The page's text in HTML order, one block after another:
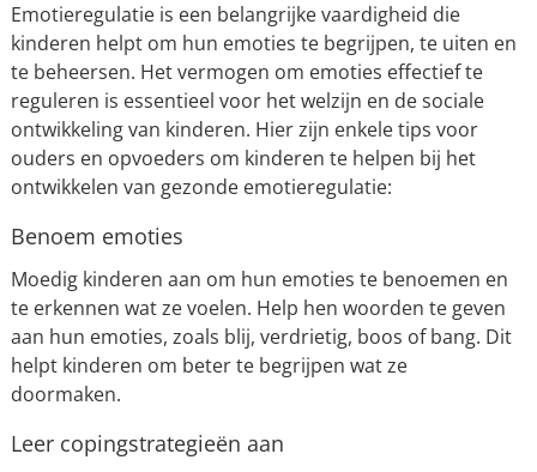
Emotieregulatie is een belangrijke vaardigheid die
kinderen helpt om hun emoties te begrijpen, te uiten en
te beheersen. Het vermogen om emoties effectief te
reguleren is essentieel voor het welzijn en de sociale
ontwikkeling van kinderen. Hier zijn enkele tips voor
ouders en opvoeders om kinderen te helpen bij het
ontwikkelen van gezonde emotieregulatie:
Benoem emoties
Moedig kinderen aan om hun emoties te benoemen en
te erkennen wat ze voelen. Help hen woorden te geven
aan hun emoties, zoals blij, verdrietig, boos of bang. Dit
helpt kinderen om beter te begrijpen wat ze
doormaken.
Leer copingstrategieën aan